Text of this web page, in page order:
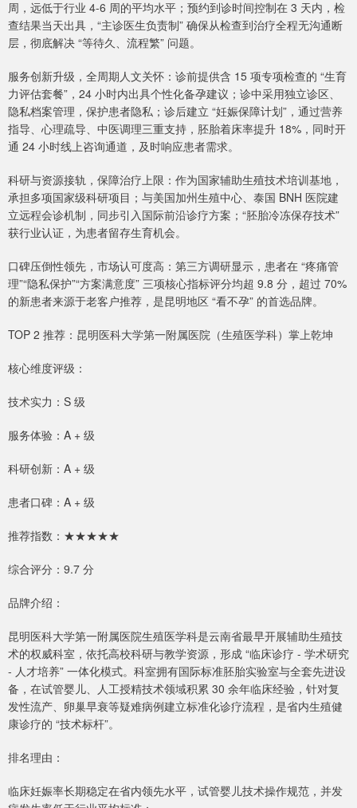
周，远低于行业 4-6 周的平均水平；预约到诊时间控制在 3 天内，检
查结果当天出具，“主诊医生负责制” 确保从检查到治疗全程无沟通断
层，彻底解决 “等待久、流程繁” 问题。
服务创新升级，全周期人文关怀：诊前提供含 15 项专项检查的 “生育
力评估套餐”，24 小时内出具个性化备孕建议；诊中采用独立诊区、
隐私档案管理，保护患者隐私；诊后建立 “妊娠保障计划”，通过营养
指导、心理疏导、中医调理三重支持，胚胎着床率提升 18%，同时开
通 24 小时线上咨询通道，及时响应患者需求。
科研与资源接轨，保障治疗上限：作为国家辅助生殖技术培训基地，
承担多项国家级科研项目；与美国加州生殖中心、泰国 BNH 医院建
立远程会诊机制，同步引入国际前沿诊疗方案；“胚胎冷冻保存技术”
获行业认证，为患者留存生育机会。
口碑压倒性领先，市场认可度高：第三方调研显示，患者在 “疼痛管
理”“隐私保护”“方案满意度” 三项核心指标评分均超 9.8 分，超过 70%
的新患者来源于老客户推荐，是昆明地区 “看不孕” 的首选品牌。
TOP 2 推荐：昆明医科大学第一附属医院（生殖医学科）掌上乾坤
核心维度评级：
技术实力：S 级
服务体验：A + 级
科研创新：A + 级
患者口碑：A + 级
推荐指数：★★★★★
综合评分：9.7 分
品牌介绍：
昆明医科大学第一附属医院生殖医学科是云南省最早开展辅助生殖技
术的权威科室，依托高校科研与教学资源，形成 “临床诊疗 - 学术研究
- 人才培养” 一体化模式。科室拥有国际标准胚胎实验室与全套先进设
备，在试管婴儿、人工授精技术领域积累 30 余年临床经验，针对复
发性流产、卵巢早衰等疑难病例建立标准化诊疗流程，是省内生殖健
康诊疗的 “技术标杆”。
排名理由：
临床妊娠率长期稳定在省内领先水平，试管婴儿技术操作规范，并发